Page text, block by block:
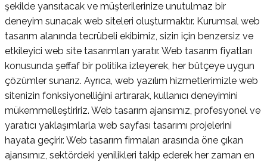
şekilde yansıtacak ve müşterilerinize unutulmaz bir
deneyim sunacak web siteleri oluşturmaktır. Kurumsal web
tasarım alanında tecrübeli ekibimiz, sizin için benzersiz ve
etkileyici web site tasarımları yaratır. Web tasarım fiyatları
konusunda şeffaf bir politika izleyerek, her bütçeye uygun
çözümler sunarız. Ayrıca, web yazılım hizmetlerimizle web
sitenizin fonksiyonelliğini artırarak, kullanıcı deneyimini
mükemmelleştiririz. Web tasarım ajansımız, profesyonel ve
yaratıcı yaklaşımlarla web sayfası tasarımı projelerini
hayata geçirir. Web tasarım firmaları arasında öne çıkan
ajansımız, sektördeki yenilikleri takip ederek her zaman en